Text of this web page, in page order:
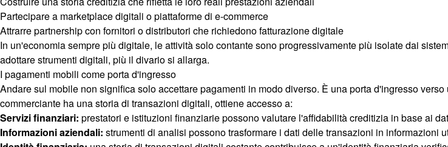
Partecipare a marketplace digitali o piattaforme di e-commerce
Attrarre partnership con fornitori o distributori che richiedono fatturazione digitale
In un'economia sempre più digitale, le attività solo contante sono progressivamente più isolate dai
adottare strumenti digitali, più il divario si allarga.
I pagamenti mobili come porta d'ingresso
Andare sul mobile non significa solo accettare pagamenti in modo diverso. È una porta d'ingresso
commerciante ha una storia di transazioni digitali, ottiene accesso a:
Servizi finanziari: prestatori e istituzioni finanziarie possono valutare l'affidabilità creditizia in base ai
Informazioni aziendali: strumenti di analisi possono trasformare i dati delle transazioni in informazioni